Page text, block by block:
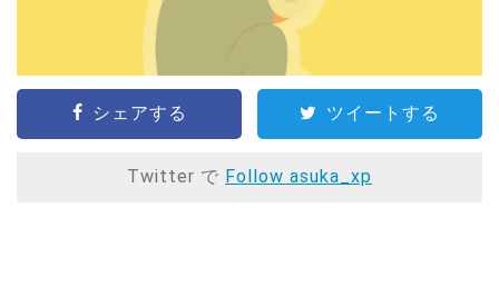
シェアする ツイートする
Twitter で Follow asuka_xp